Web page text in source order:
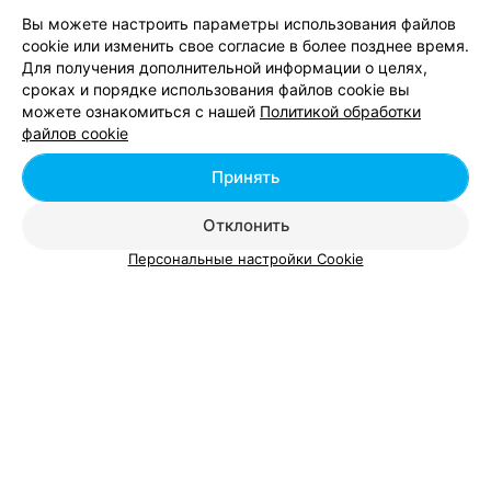
от 8 руб.
Клёцки Белорусские с мясом и луком в
горшочке
от 4 руб.
Клёцки с мясом
от 2 руб.
Куриное филе с ньоками
от 18 руб.
Ребрышки с клецками в чугунке
С белыми грибами
от 18 руб.
Вы можете настроить параметры использования файлов
cookie или изменить свое согласие в более позднее время.
Для получения дополнительной информации о целях,
сроках и порядке использования файлов cookie вы
можете ознакомиться с нашей Политикой обработки
файлов cookie
Отклонить
Принять
Персональные настройки Cookie